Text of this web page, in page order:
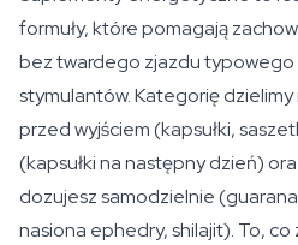
formuły, które pomagają
bez twardego zjazdu
stymulantów. Kategorię
przed wyjściem (kapsułki,
(kapsułki na następny dzień)
dozujesz samodzielnie
nasiona ephedry, shilajit). To,